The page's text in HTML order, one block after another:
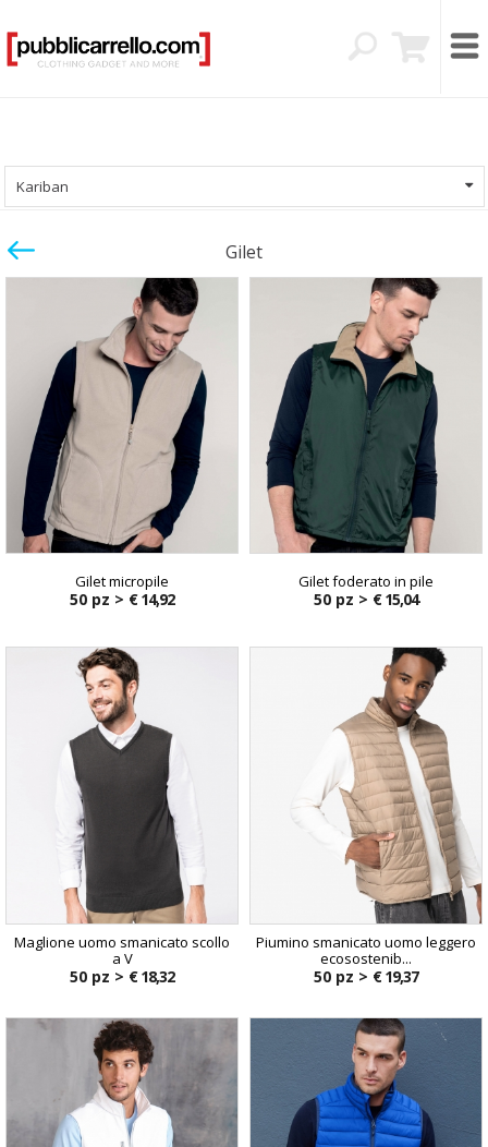
Kariban
Gilet
Gilet micropile
50 pz > € 14,92
Gilet foderato in pile
50 pz > € 15,04
Maglione uomo smanicato scollo
a V
50 pz > € 18,32
Piumino smanicato uomo leggero
ecosostenib...
50 pz > € 19,37